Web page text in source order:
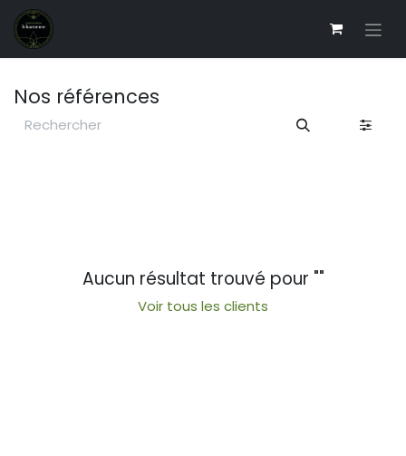
Se rendre au contenu
Nos références
Aucun résultat trouvé pour ""
Voir tous les clients